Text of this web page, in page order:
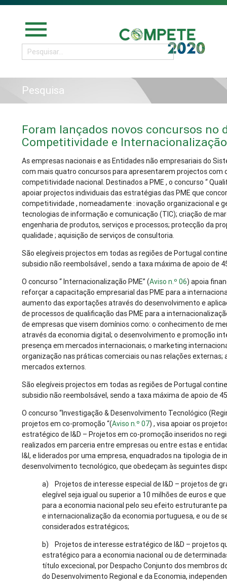
menu
Pesquisa
Foram lançados novos concursos no
Competitividade e Internacionalização
As empresas nacionais e as Entidades não empresariais do
com mais quatro concursos para apresentarem projectos com
competitividade nacional. Destinados a PME , o concurso “
apoiar projectos individuais das estratégias das PME que
competitividade , nomeadamente : inovação organizacional e
tecnologias de informação e comunicação (TIC); criação de
engenharia de produtos, serviços e processos; protecção da
qualidade ; aquisição de serviços de consultoria.
São elegíveis projectos em todas as regiões de Portugal
subsidio não reembolsável , sendo a taxa máxima de apoio de
O concurso “ Internacionalização PME” (Aviso n.º 06) apoia
reforçar a capacitação empresarial das PME para a
aumento das exportações através do desenvolvimento e
de processos de qualificação das PME para a
de empresas que visem domínios como: o conhecimento de
através da economia digital; o desenvolvimento e promoção
presença em mercados internacionais; o marketing
organização nas práticas comerciais ou nas relações
mercados externos.
São elegíveis projectos em todas as regiões de Portugal
subsidio não reembolsável, sendo a taxa máxima de apoio de
O concurso “Investigação & Desenvolvimento Tecnológico
projetos em co-promoção “(Aviso n.º 07) , visa apoiar os
estratégico de I&D – Projetos em co-promoção inseridos no
realizados em parceria entre empresas ou entre estas e
I&I, e liderados por uma empresa, enquadrados na tipologia de
desenvolvimento tecnológico, que obedeçam às seguintes
a) Projetos de interesse especial de I&D – projetos de
elegível seja igual ou superior a 10 milhões de euros e
para a economia nacional pelo seu efeito estruturante
e internacionalização da economia portuguesa, e ou de
considerados estratégicos;
b) Projetos de interesse estratégico de I&D – projetos
estratégico para a economia nacional ou de
título excecional, por Despacho Conjunto dos membros
do Desenvolvimento Regional e da Economia,